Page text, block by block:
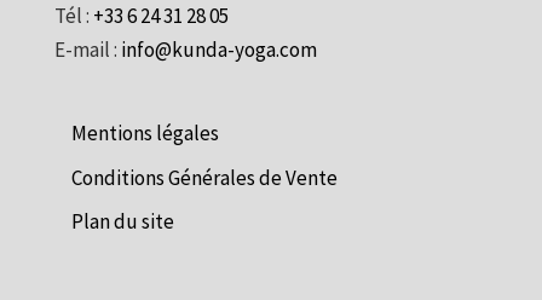
Tél : +33 6 24 31 28 05
E-mail : info@kunda-yoga.com
Mentions légales
Conditions Générales de Vente
Plan du site